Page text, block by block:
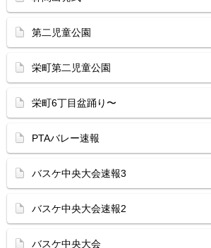
第二児童公園
栄町第二児童公園
栄町6丁目盆踊り〜
PTAバレー速報
バスケ中央大会速報3
バスケ中央大会速報2
バスケ中央大会